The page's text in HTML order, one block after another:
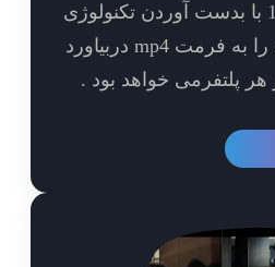
با بدست آوردن تکنولوژی
توانست محتوا خود را به فرمت mp4 دربیاورد
خواهد بود .